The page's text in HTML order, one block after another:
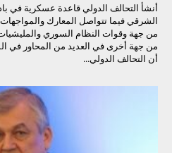
أنشأ التحالف الدولي قاعدة عسكرية في
الشرقي فيما تتواصل المعارك
من جهة وقوات النظام السوري والمليشيات
من جهة أخرى في العديد من المحاور في
أن التحالف الدولي...